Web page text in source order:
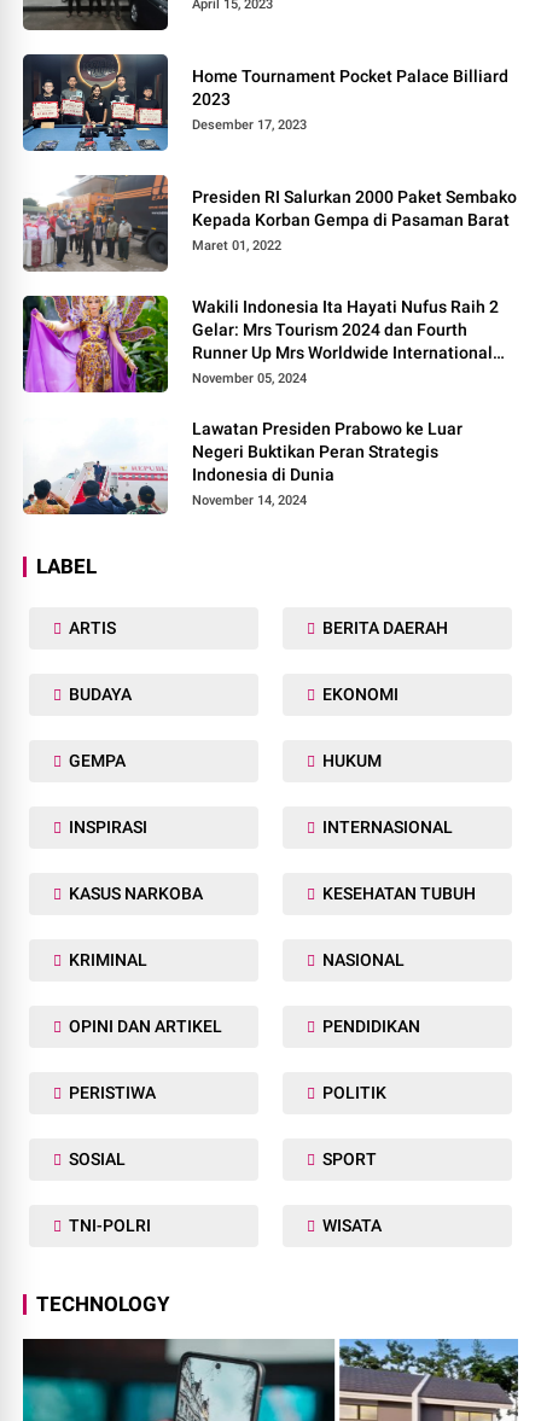
April 15, 2023
Home Tournament Pocket Palace Billiard
2023
Desember 17, 2023
Presiden RI Salurkan 2000 Paket Sembako
Kepada Korban Gempa di Pasaman Barat
Maret 01, 2022
Wakili Indonesia Ita Hayati Nufus Raih 2
Gelar: Mrs Tourism 2024 dan Fourth
Runner Up Mrs Worldwide International
2024, di Pemilihan Mrs Worldwide 2024
November 05, 2024
Lawatan Presiden Prabowo ke Luar
Negeri Buktikan Peran Strategis
Indonesia di Dunia
November 14, 2024
LABEL
ARTIS BERITA DAERAH
BUDAYA EKONOMI
GEMPA HUKUM
INSPIRASI INTERNASIONAL
KASUS NARKOBA KESEHATAN TUBUH
KRIMINAL NASIONAL
OPINI DAN ARTIKEL PENDIDIKAN
PERISTIWA POLITIK
SOSIAL SPORT
TNI-POLRI WISATA
TECHNOLOGY